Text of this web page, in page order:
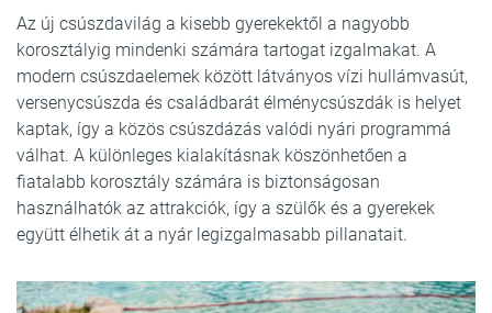
Az új csúszdavilág a kisebb gyerekektől a nagyobb
korosztályig mindenki számára tartogat izgalmakat. A
modern csúszdaelemek között látványos vízi hullámvasút,
versenycsúszda és családbarát élménycsúszdák is helyet
kaptak, így a közös csúszdázás valódi nyári programmá
válhat. A különleges kialakításnak köszönhetően a
fiatalabb korosztály számára is biztonságosan
használhatók az attrakciók, így a szülők és a gyerekek
együtt élhetik át a nyár legizgalmasabb pillanatait.